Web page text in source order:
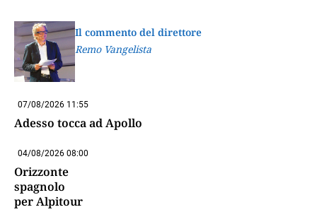
Il commento del direttore
Remo Vangelista
07/08/2026 11:55
Adesso tocca ad Apollo
04/08/2026 08:00
Orizzonte
spagnolo
per Alpitour